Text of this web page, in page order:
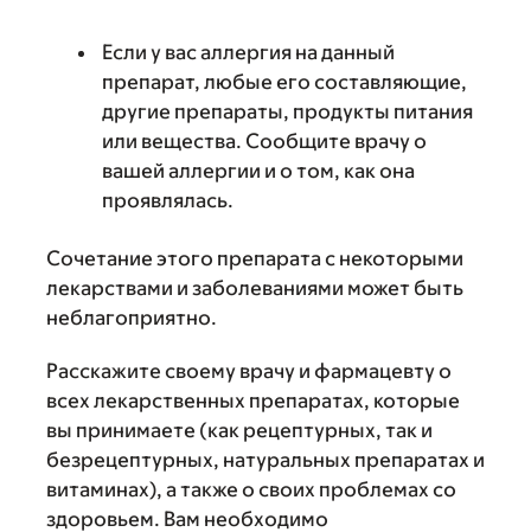
Если у вас аллергия на данный
препарат, любые его составляющие,
другие препараты, продукты питания
или вещества. Сообщите врачу о
вашей аллергии и о том, как она
проявлялась.
Сочетание этого препарата с некоторыми
лекарствами и заболеваниями может быть
неблагоприятно.
Расскажите своему врачу и фармацевту о
всех лекарственных препаратах, которые
вы принимаете (как рецептурных, так и
безрецептурных, натуральных препаратах и
витаминах), а также о своих проблемах со
здоровьем. Вам необходимо